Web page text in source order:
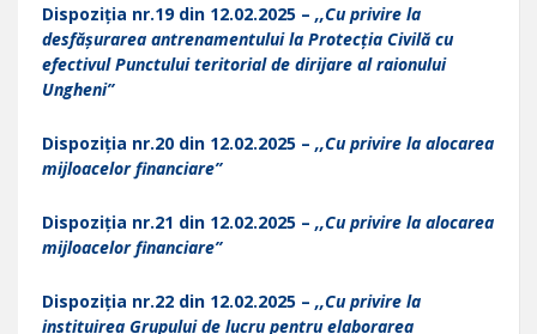
Dispoziția nr.19 din 12.02.2025 – ,,Cu privire la
desfășurarea antrenamentului la Protecția Civilă cu
efectivul Punctului teritorial de dirijare al raionului
Ungheni”
Dispoziția nr.20 din 12.02.2025 – ,,Cu privire la alocarea
mijloacelor financiare”
Dispoziția nr.21 din 12.02.2025 – ,,Cu privire la alocarea
mijloacelor financiare”
Dispoziția nr.22 din 12.02.2025 – ,,Cu privire la
instituirea Grupului de lucru pentru elaborarea